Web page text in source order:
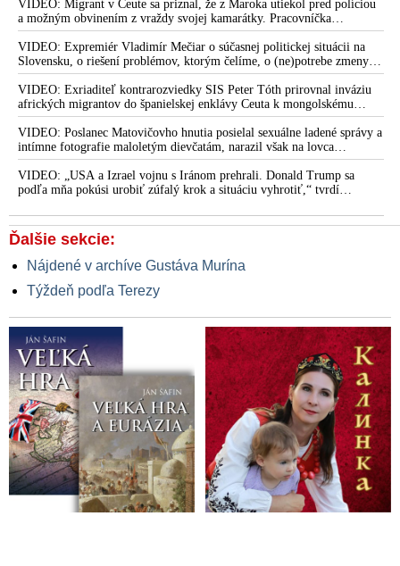
VIDEO: Migrant v Ceute sa priznal, že z Maroka utiekol pred políciou
a možným obvinením z vraždy svojej kamarátky. Pracovníčka
migračného centra v Ceute medzitým potvrdila, že väčšina utečencov v
meste pochádza zo subsaharskej Afriky, ale taktiež z Bangladéša a
Jemenu
VIDEO: Expremiér Vladimír Mečiar o súčasnej politickej situácii na
Slovensku, o riešení problémov, ktorým čelíme, o (ne)potrebe zmeny
volebného systému, ale aj o meniacom sa svetovom poriadku a
postavení našej vlasti v ňom
VIDEO: Exriaditeľ kontrarozviedky SIS Peter Tóth prirovnal inváziu
afrických migrantov do španielskej enklávy Ceuta k mongolskému
vpádu do strednej Európy, ku ktorému došlo v 13. storočí
VIDEO: Poslanec Matovičovho hnutia posielal sexuálne ladené správy a
intímne fotografie maloletým dievčatám, narazil však na lovca
pedofilov
VIDEO: „USA a Izrael vojnu s Iránom prehrali. Donald Trump sa
podľa mňa pokúsi urobiť zúfalý krok a situáciu vyhrotiť,“ tvrdí
Ďalšie sekcie:
Nájdené v archíve Gustáva Murína
Týždeň podľa Terezy